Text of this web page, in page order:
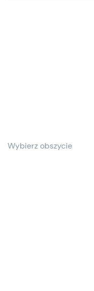
Wybierz obszycie